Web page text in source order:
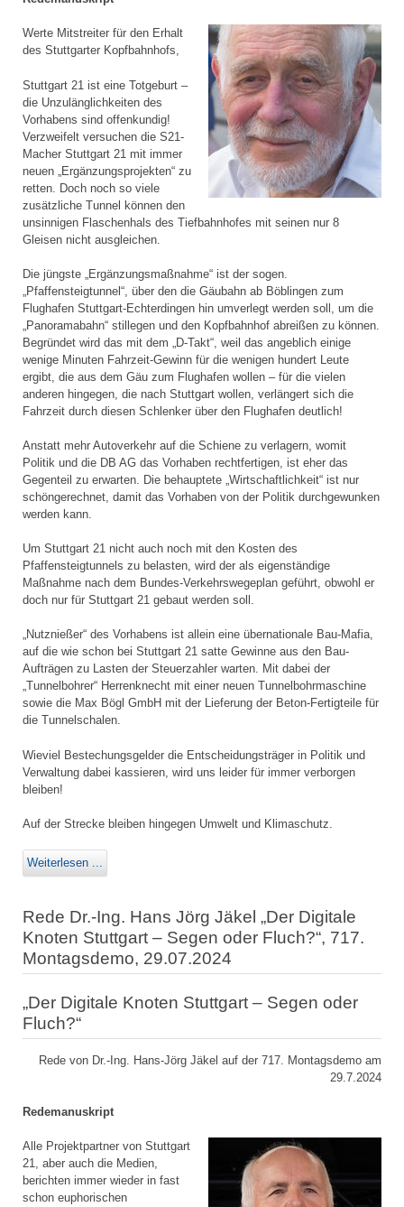
Werte Mitstreiter für den Erhalt
des Stuttgarter Kopfbahnhofs,
Stuttgart 21 ist eine Totgeburt –
die Unzulänglichkeiten des
Vorhabens sind offenkundig!
Verzweifelt versuchen die S21-
Macher Stuttgart 21 mit immer
neuen „Ergänzungsprojekten“ zu
retten. Doch noch so viele
zusätzliche Tunnel können den
unsinnigen Flaschenhals des Tiefbahnhofes mit seinen nur 8
Gleisen nicht ausgleichen.
Die jüngste „Ergänzungsmaßnahme“ ist der sogen.
„Pfaffensteigtunnel“, über den die Gäubahn ab Böblingen zum
Flughafen Stuttgart-Echterdingen hin umverlegt werden soll, um die
„Panoramabahn“ stillegen und den Kopfbahnhof abreißen zu können.
Begründet wird das mit dem „D-Takt“, weil das angeblich einige
wenige Minuten Fahrzeit-Gewinn für die wenigen hundert Leute
ergibt, die aus dem Gäu zum Flughafen wollen – für die vielen
anderen hingegen, die nach Stuttgart wollen, verlängert sich die
Fahrzeit durch diesen Schlenker über den Flughafen deutlich!
Anstatt mehr Autoverkehr auf die Schiene zu verlagern, womit
Politik und die DB AG das Vorhaben rechtfertigen, ist eher das
Gegenteil zu erwarten. Die behauptete „Wirtschaftlichkeit“ ist nur
schöngerechnet, damit das Vorhaben von der Politik durchgewunken
werden kann.
Um Stuttgart 21 nicht auch noch mit den Kosten des
Pfaffensteigtunnels zu belasten, wird der als eigenständige
Maßnahme nach dem Bundes-Verkehrswegeplan geführt, obwohl er
doch nur für Stuttgart 21 gebaut werden soll.
„Nutznießer“ des Vorhabens ist allein eine übernationale Bau-Mafia,
auf die wie schon bei Stuttgart 21 satte Gewinne aus den Bau-
Aufträgen zu Lasten der Steuerzahler warten. Mit dabei der
„Tunnelbohrer“ Herrenknecht mit einer neuen Tunnelbohrmaschine
sowie die Max Bögl GmbH mit der Lieferung der Beton-Fertigteile für
die Tunnelschalen.
Wieviel Bestechungsgelder die Entscheidungsträger in Politik und
Verwaltung dabei kassieren, wird uns leider für immer verborgen
bleiben!
Auf der Strecke bleiben hingegen Umwelt und Klimaschutz.
Weiterlesen ...
Rede Dr.-Ing. Hans Jörg Jäkel „Der Digitale
Knoten Stuttgart – Segen oder Fluch?“, 717.
Montagsdemo, 29.07.2024
„Der Digitale Knoten Stuttgart – Segen oder
Fluch?“
Rede von Dr.-Ing. Hans-Jörg Jäkel auf der 717. Montagsdemo am
29.7.2024
Redemanuskript
Alle Projektpartner von Stuttgart
21, aber auch die Medien,
berichten immer wieder in fast
schon euphorischen